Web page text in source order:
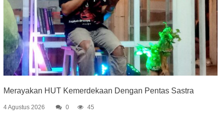
Merayakan HUT Kemerdekaan Dengan Pentas Sastra
4 Agustus 2026 0 45